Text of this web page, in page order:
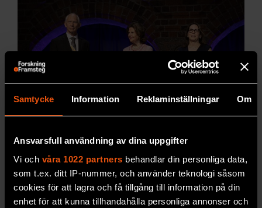
Samtycke Information Reklaminställningar Om
Ansvarsfull användning av dina uppgifter
Vi och våra 1022 partners behandlar din personliga data,
som t.ex. ditt IP-nummer, och använder teknologi såsom
cookies för att lagra och få tillgång till information på din
enhet för att kunna tillhandahålla personliga annonser och
Hon prisas för att ha avvisat
kopplingen mellan invandring
och kriminalitet
Stockholmspriset i kriminologigår till forskare